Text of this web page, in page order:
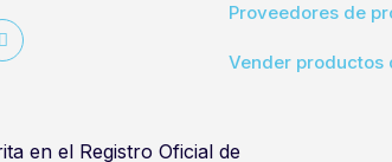
Proveedores de
Vender productos
en el Registro Oficial de